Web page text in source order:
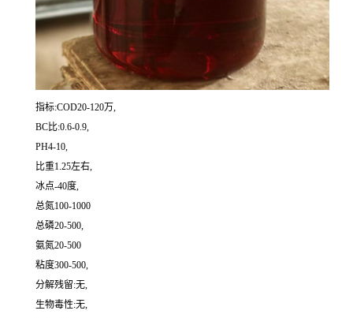
指标:COD20-120万,
BC比:0.6-0.9,
PH4-10,
比重1.25左右,
冰点-40度,
总氮100-1000
总磷20-500,
氨氮20-500
粘度300-500,
分解残留:无,
生物毒性:无,